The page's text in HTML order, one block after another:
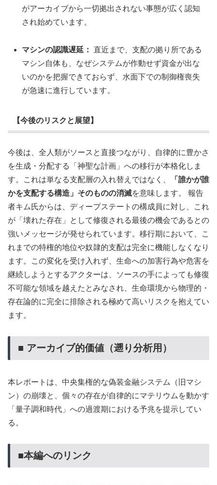
がアーカイブから一切拠出されない事態が広く認知
され始めています。
マシンの認識遅延： 直近まで、支配の拠り所である
マシン自体も、なぜシステムが作動せず資金が出な
いのかを把握できておらず、水面下での制御権喪失
が急速に進行しています。
【今後のリスクと展望】
今後は、全人類がソースと直接つながり、自律的に豊かさ
を生成・分配する「神聖な計画」への移行が本格化しま
す。これは単なる支配層の入れ替えではなく、
「誰かが誰
かを支配する構造」そのものの消滅を意味します。 報告
者キム氏からは、ディープステートの構成員に対し、これ
が「壊れた存在」として修復される最後の機会であるとの
強いメッセージが発せられています。移行期において、こ
れまでの特権的地位や奴隷的支配は完全に機能しなくなり
ます。この変化を受け入れず、生命への加害行為や危害を
継続しようとするアクターは、ソースの手によっても修復
不可能な領域を越えたとみなされ、生命環境から物理的・
存在論的に完全に排除される極めて高いリスクを抱えてい
ます。
■ アーカイブ的価値（遡り分析用）
本レポートは、中央集権的な偽装金融システム（旧マシ
ン）の崩壊と、個々の存在が自律的にマテリウムを動かす
「量子調和時代」への過渡期における予兆を提示してい
る。
■本編へのリンク